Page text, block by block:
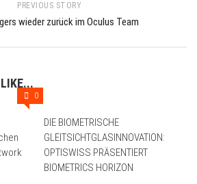
PREVIOUS STORY
wieder zurück im Oculus Team
0
DIE BIOMETRISCHE
GLEITSICHTGLASINNOVATION:
OPTISWISS PRÄSENTIERT
BIOMETRICS HORIZON